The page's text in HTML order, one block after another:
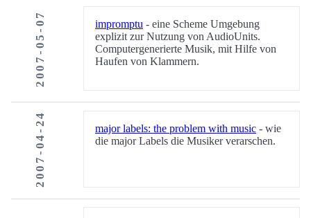
2007-05-07 impromptu - eine Scheme Umgebung
explizit zur Nutzung von AudioUnits.
Computergenerierte Musik, mit Hilfe von
Haufen von Klammern.
2007-04-24 major labels: the problem with music - wie
die major Labels die Musiker verarschen.